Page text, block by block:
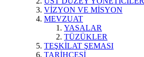
VİZYON VE MİSYON
MEVZUAT
YASALAR
TÜZÜKLER
TEŞKİLAT ŞEMASI
TARİHÇESİ